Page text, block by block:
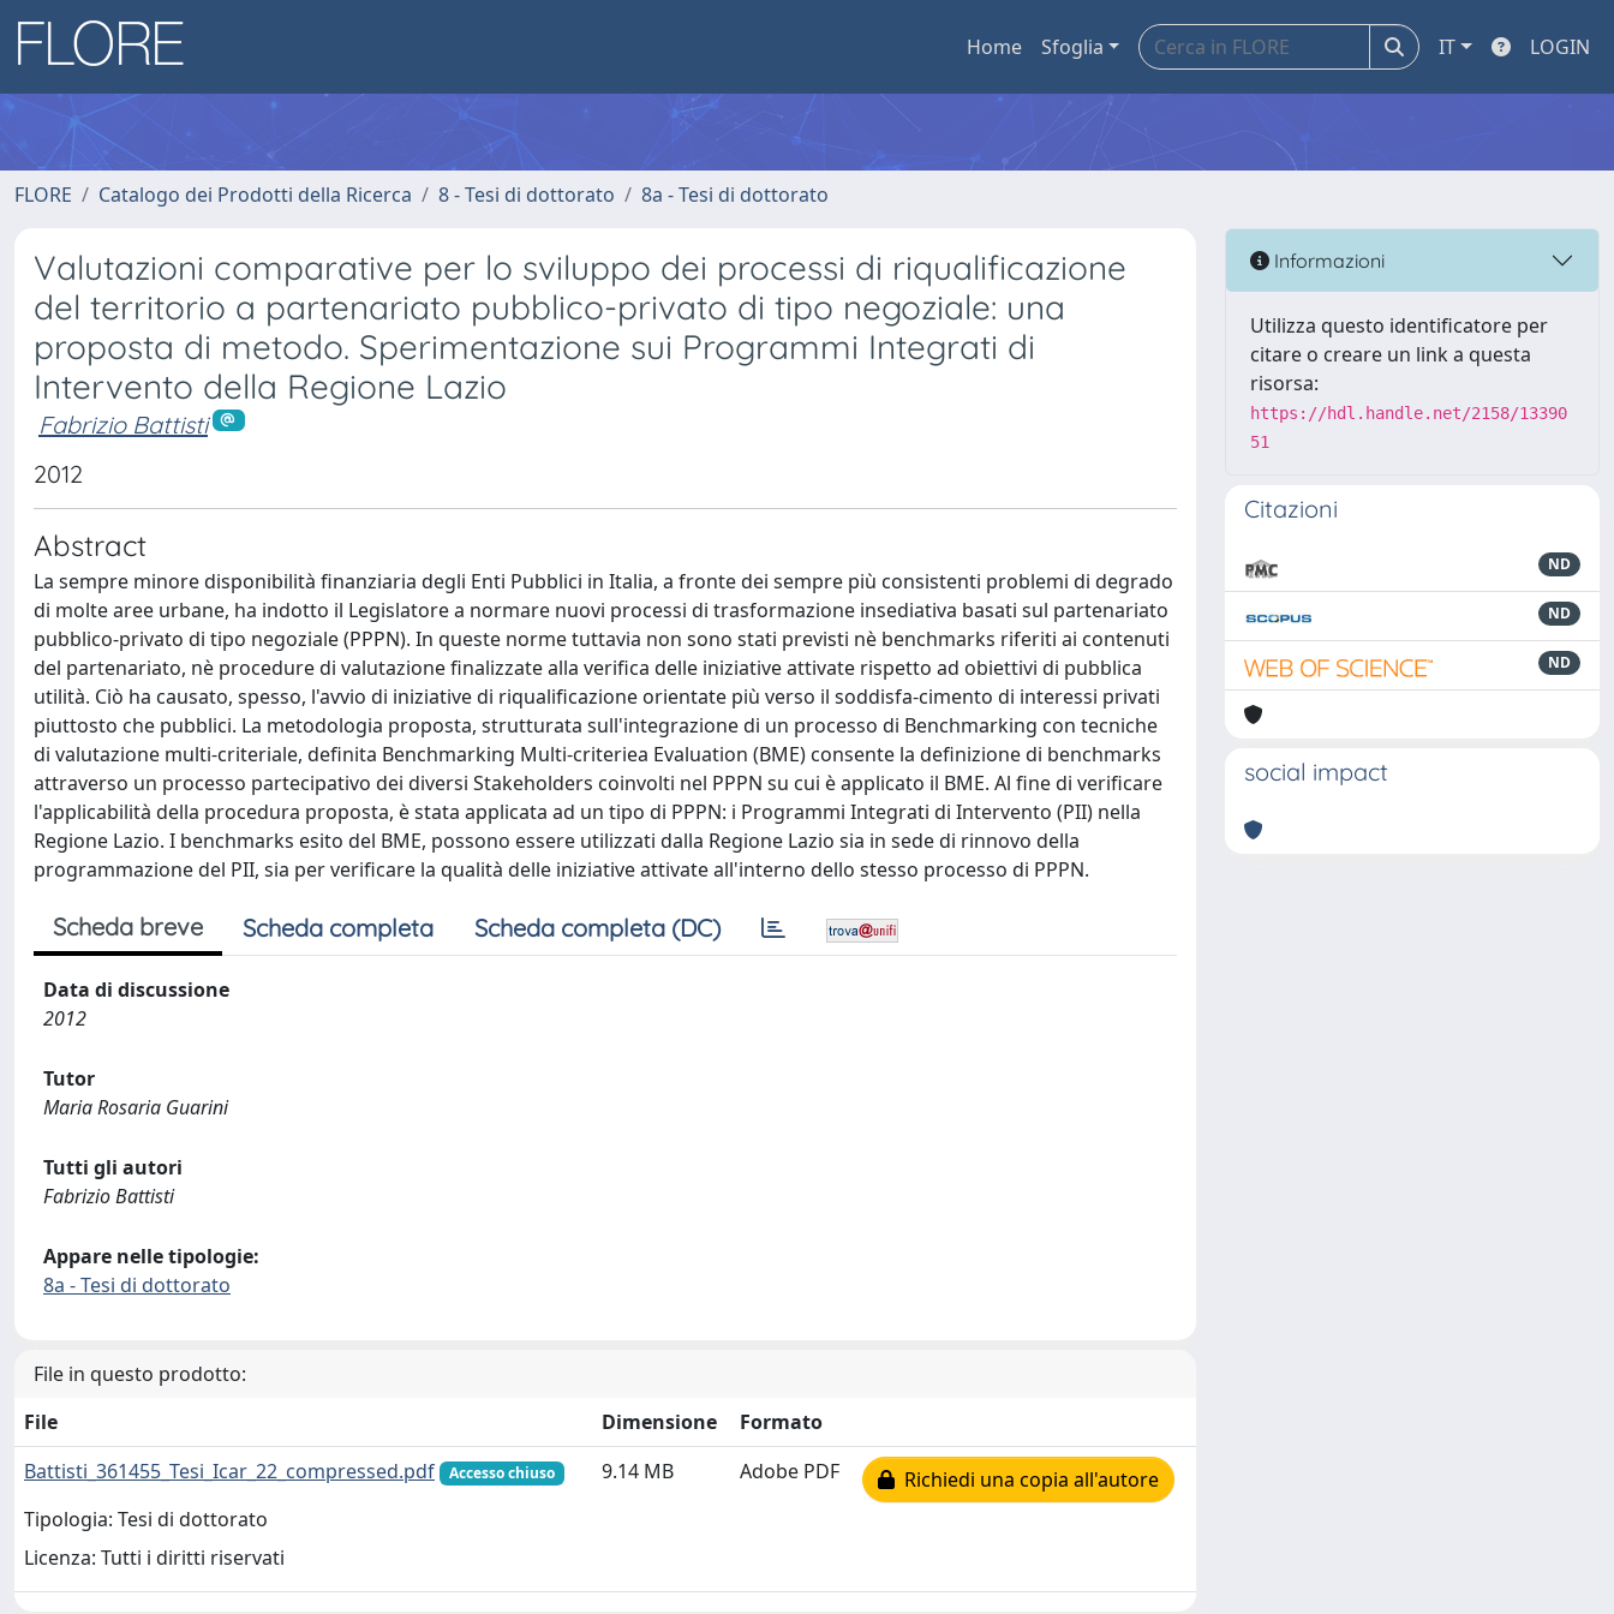
Home Sfoglia IT LOGIN
FLORE Catalogo dei Prodotti della Ricerca 8 - Tesi di dottorato 8a - Tesi di dottorato
Valutazioni comparative per lo sviluppo dei processi di riqualificazione
del territorio a partenariato pubblico-privato di tipo negoziale: una
proposta di metodo. Sperimentazione sui Programmi Integrati di
Intervento della Regione Lazio
Fabrizio Battisti
2012
Abstract
La sempre minore disponibilità finanziaria degli Enti Pubblici in Italia, a fronte dei sempre più consistenti problemi di degrado
di molte aree urbane, ha indotto il Legislatore a normare nuovi processi di trasformazione insediativa basati sul partenariato
pubblico-privato di tipo negoziale (PPPN). In queste norme tuttavia non sono stati previsti nè benchmarks riferiti ai contenuti
del partenariato, nè procedure di valutazione finalizzate alla verifica delle iniziative attivate rispetto ad obiettivi di pubblica
utilità. Ciò ha causato, spesso, l'avvio di iniziative di riqualificazione orientate più verso il soddisfa-cimento di interessi privati
piuttosto che pubblici. La metodologia proposta, strutturata sull'integrazione di un processo di Benchmarking con tecniche
di valutazione multi-criteriale, definita Benchmarking Multi-criteriea Evaluation (BME) consente la definizione di benchmarks
attraverso un processo partecipativo dei diversi Stakeholders coinvolti nel PPPN su cui è applicato il BME. Al fine di verificare
l'applicabilità della procedura proposta, è stata applicata ad un tipo di PPPN: i Programmi Integrati di Intervento (PII) nella
Regione Lazio. I benchmarks esito del BME, possono essere utilizzati dalla Regione Lazio sia in sede di rinnovo della
programmazione del PII, sia per verificare la qualità delle iniziative attivate all'interno dello stesso processo di PPPN.
Scheda breve Scheda completa Scheda completa (DC)
Data di discussione
2012
Tutor
Maria Rosaria Guarini
Tutti gli autori
Fabrizio Battisti
Appare nelle tipologie:
8a - Tesi di dottorato
File in questo prodotto:
File
Dimensione
Formato
Battisti_361455_Tesi_Icar_22_compressed.pdf
Accesso chiuso
Tipologia: Tesi di dottorato
Licenza: Tutti i diritti riservati
9.14 MB Adobe PDF Richiedi una copia all'autore
Informazioni
Utilizza questo identificatore per
citare o creare un link a questa
risorsa:
https://hdl.handle.net/2158/13390
51
Citazioni
ND
ND
ND
social impact